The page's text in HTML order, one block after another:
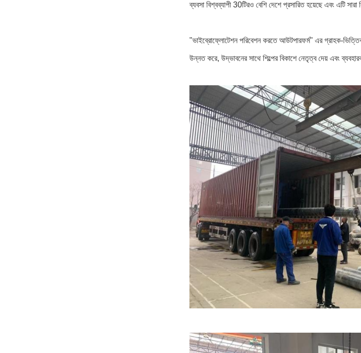
ব্যবসা বিশ্বব্যাপী 30টিরও বেশি দেশে প্রসারিত হয়েছে এবং এটি
"ভাইব্রোফ্লোটেশন পরিবেশন করতে আউটপারফর্ম" এর গ্রাহক-
উন্নত করে, উদ্ভাবনের সাথে শিল্পের বিকাশে নেতৃত্ব দেয় এবং